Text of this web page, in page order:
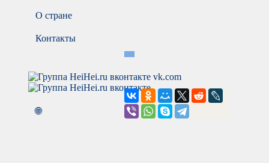
О стране
Контакты
vk.com
🌐